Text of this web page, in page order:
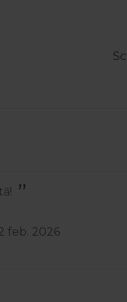
02 apr. 2025